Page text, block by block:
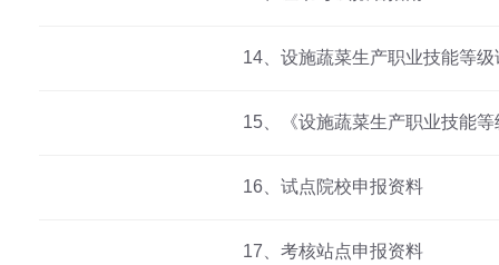
14、设施蔬菜生产职业技能等
15、《设施蔬菜生产职业技能
16、试点院校申报资料
17、考核站点申报资料